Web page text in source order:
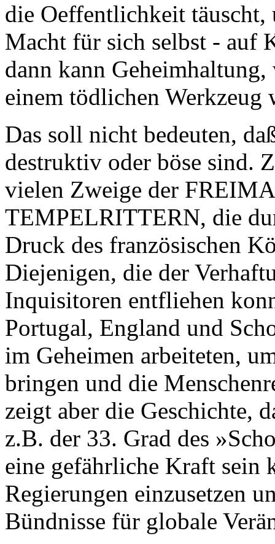
die Oeffentlichkeit
Macht für sich selbst - auf
dann kann
einem tödlichen Werkzeug
Das soll nicht bedeuten,
destruktiv oder böse sind.
vielen Zweige der
TEMPELRITTERN, die
Druck des französischen
Diejenigen, die der
Inquisitoren entfliehen
Portugal, England und
im Geheimen arbeiteten,
bringen und die
zeigt aber die Geschichte,
z.B. der 33. Grad des
eine gefährliche Kraft sein
Regierungen einzusetzen
Bündnisse für globale